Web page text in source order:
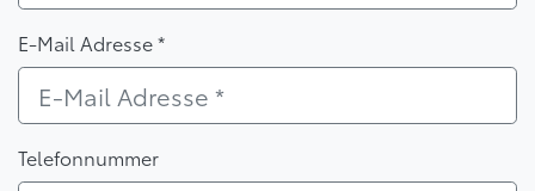
E-Mail Adresse *
Telefonnummer